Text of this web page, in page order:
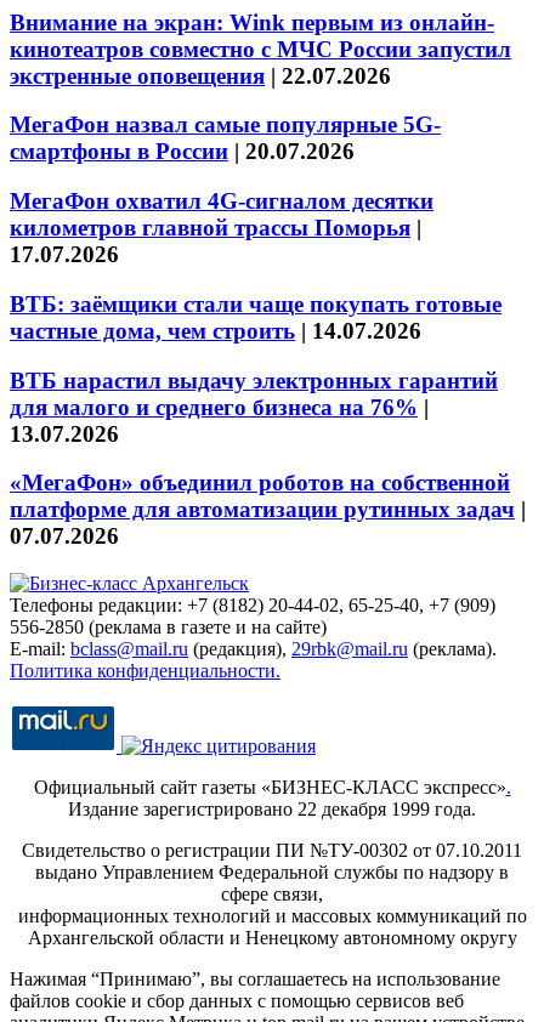
Внимание на экран: Wink первым из онлайн-
кинотеатров совместно с МЧС России запустил
экстренные оповещения | 22.07.2026
МегаФон назвал самые популярные 5G-
смартфоны в России | 20.07.2026
МегаФон охватил 4G-сигналом десятки
километров главной трассы Поморья |
17.07.2026
ВТБ: заёмщики стали чаще покупать готовые
частные дома, чем строить | 14.07.2026
ВТБ нарастил выдачу электронных гарантий
для малого и среднего бизнеса на 76% |
13.07.2026
«МегаФон» объединил роботов на собственной
платформе для автоматизации рутинных задач |
07.07.2026
Телефоны редакции: +7 (8182) 20-44-02, 65-25-40, +7 (909)
556-2850 (реклама в газете и на сайте)
E-mail: bclass@mail.ru (редакция), 29rbk@mail.ru (реклама).
Политика конфиденциальности.
Официальный сайт газеты «БИЗНЕС-КЛАСС экспресс».
Издание зарегистрировано 22 декабря 1999 года.
Свидетельство о регистрации ПИ №ТУ-00302 от 07.10.2011
выдано Управлением Федеральной службы по надзору в
сфере связи,
информационных технологий и массовых коммуникаций по
Архангельской области и Ненецкому автономному округу
Нажимая “Принимаю”, вы соглашаетесь на использование
файлов cookie и сбор данных с помощью сервисов веб